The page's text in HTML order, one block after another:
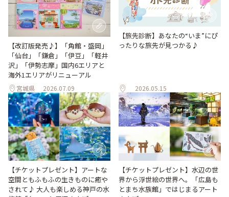
【改訂版発売♪】「角館・盛岡」
「仙台」「鎌倉」「伊豆」「軽井
沢」「伊勢志摩」国内6エリアと
海外1エリアがリニューアル
宮城県 2026.07.09
【旅先診断】あなたの“いま”にぴ
ったりな旅先が見つかる♪
2026.05.15
【チケットプレゼント】アートな
空間ともふもふの生きものに癒や
されて♪ 大人も楽しめる神戸の水
【チケットプレゼント】水辺の世
界から浮世絵の世界へ。「広島も
とまち水族館」ではじまるアート